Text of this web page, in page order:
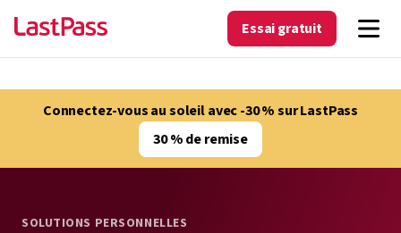
Essai gratuit
Connectez-vous au soleil avec -30 % sur LastPass
30 % de remise
SOLUTIONS PERSONNELLES